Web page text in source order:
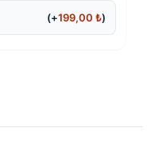
(+199,00₺)